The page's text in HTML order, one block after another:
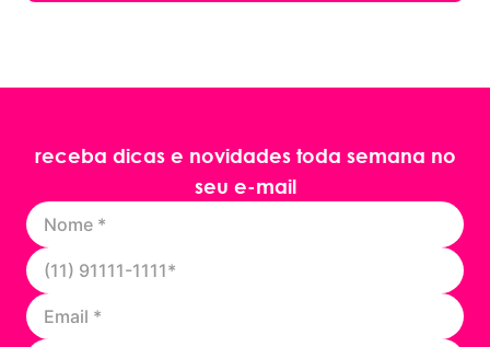
receba dicas e novidades toda semana no
seu e-mail